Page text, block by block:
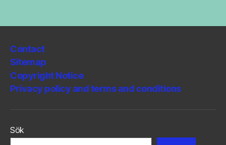
Contact
Sitemap
Copyright Notice
Privacy policy and terms and conditions
Sök